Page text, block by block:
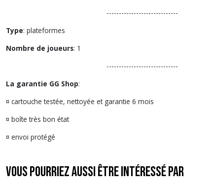
-----------------------------
Type: plateformes
Nombre de joueurs: 1
-----------------------------
La garantie GG Shop:
¤ cartouche testée, nettoyée et garantie 6 mois
¤ boîte très bon état
¤ envoi protégé
Vous pourriez aussi être intéressé par